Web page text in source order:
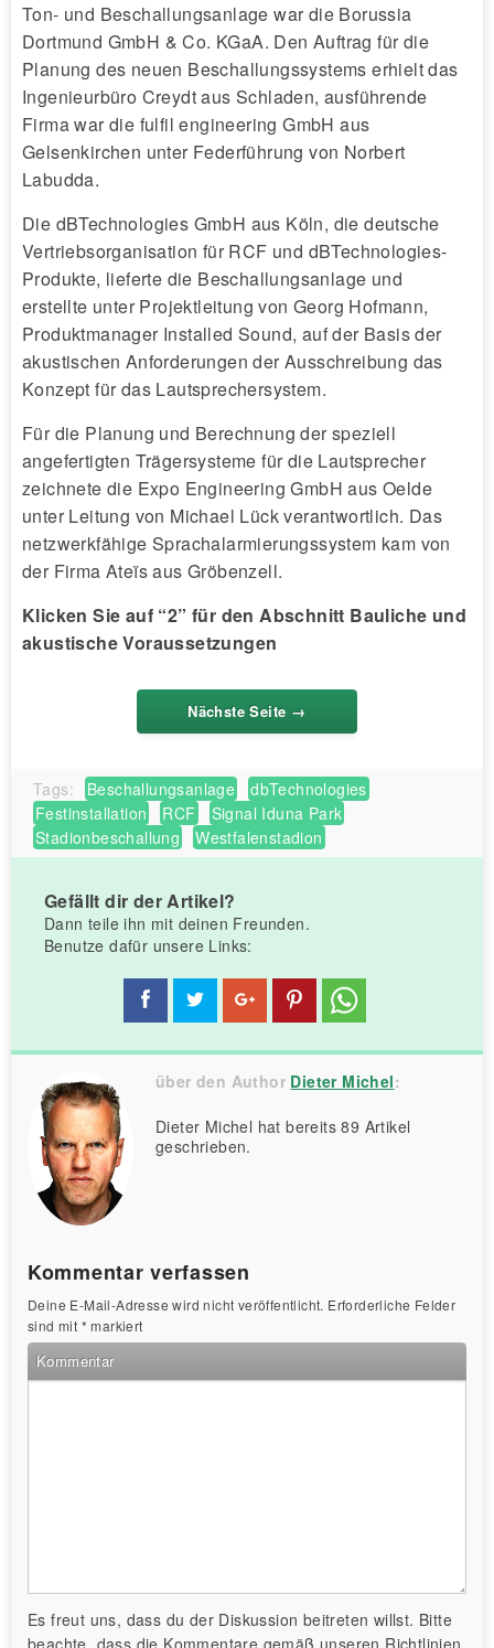
Ton- und Beschallungsanlage war die Borussia
Dortmund GmbH & Co. KGaA. Den Auftrag für die
Planung des neuen Beschallungssystems erhielt das
Ingenieurbüro Creydt aus Schladen, ausführende
Firma war die fulfil engineering GmbH aus
Gelsenkirchen unter Federführung von Norbert
Labudda.
Die dBTechnologies GmbH aus Köln, die deutsche
Vertriebsorganisation für RCF und dBTechnologies-
Produkte, lieferte die Beschallungsanlage und
erstellte unter Projektleitung von Georg Hofmann,
Produktmanager Installed Sound, auf der Basis der
akustischen Anforderungen der Ausschreibung das
Konzept für das Lautsprechersystem.
Für die Planung und Berechnung der speziell
angefertigten Trägersysteme für die Lautsprecher
zeichnete die Expo Engineering GmbH aus Oelde
unter Leitung von Michael Lück verantwortlich. Das
netzwerkfähige Sprachalarmierungssystem kam von
der Firma Ateïs aus Gröbenzell.
Klicken Sie auf “2” für den Abschnitt Bauliche und
akustische Voraussetzungen
Nächste Seite
Tags: Beschallungsanlage
dbTechnologies
Festinstallation
RCF
Signal Iduna Park
Stadionbeschallung
Westfalenstadion
Gefällt dir der Artikel?
Dann teile ihn mit deinen Freunden.
Benutze dafür unsere Links:
über den Author Dieter Michel:
Dieter Michel hat bereits 89 Artikel
geschrieben.
Kommentar verfassen
Deine E-Mail-Adresse wird nicht veröffentlicht. Erforderliche Felder
sind mit * markiert
Kommentar
Es freut uns, dass du der Diskussion beitreten willst. Bitte
beachte, dass die Kommentare gemäß unseren Richtlinien